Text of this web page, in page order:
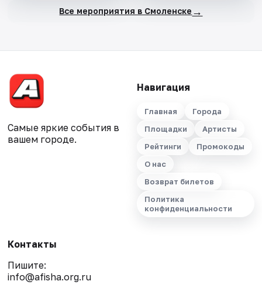
Все мероприятия в Смоленске →
Самые яркие события в
вашем городе.
Навигация
Главная
Города
Площадки
Артисты
Рейтинги
Промокоды
О нас
Возврат билетов
Политика
конфиденциальности
Контакты
Пишите:
info@afisha.org.ru